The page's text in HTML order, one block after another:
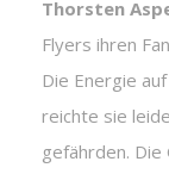
Thorsten
Flyers ihren
Die Energie
reichte sie
gefährden.